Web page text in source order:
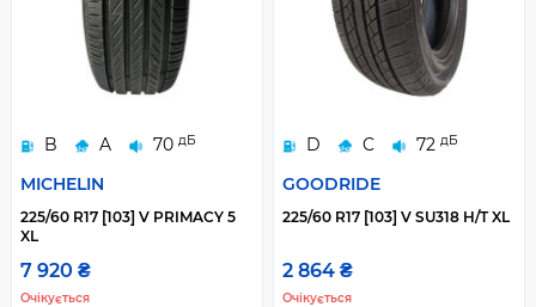
B A 70 дБ
MICHELIN
225/60 R17 [103] V PRIMACY 5
XL
7 920 ₴
Очікується
D C 72 дБ
GOODRIDE
225/60 R17 [103] V SU318 H/T XL
2 864 ₴
Очікується